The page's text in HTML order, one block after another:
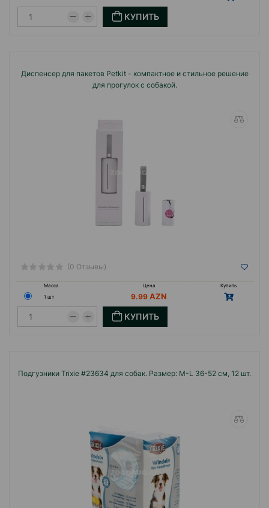
КУПИТЬ
Диспенсер для пакетов Petkit - компактное и стильное решение
для прогулок с собакой.
(0 Отзывы)
Масса Цена
Купить
1 шт
9.99
КУПИТЬ
Подгузники Trixie #23634 для собак. Размер: M-L 36-52 см, 12 шт.